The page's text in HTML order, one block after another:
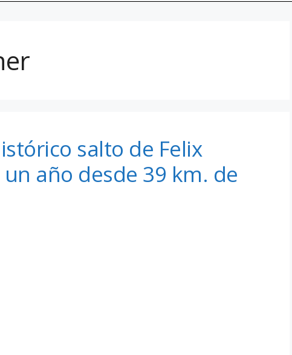
salto de Felix
año desde 39 km. de